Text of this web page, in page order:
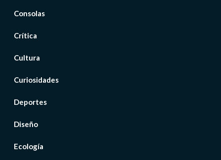
Consolas
Crítica
Cultura
Curiosidades
Deportes
Diseño
Ecología